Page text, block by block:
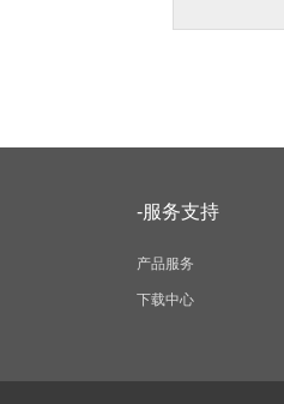
-服务支持
产品服务
下载中心